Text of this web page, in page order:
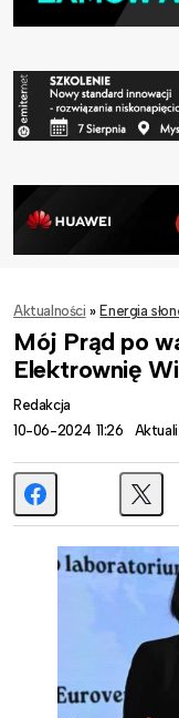
Aktualności » Energia
Mój Prąd po
Elektrownię
Redakcja
10-06-2024 11:26